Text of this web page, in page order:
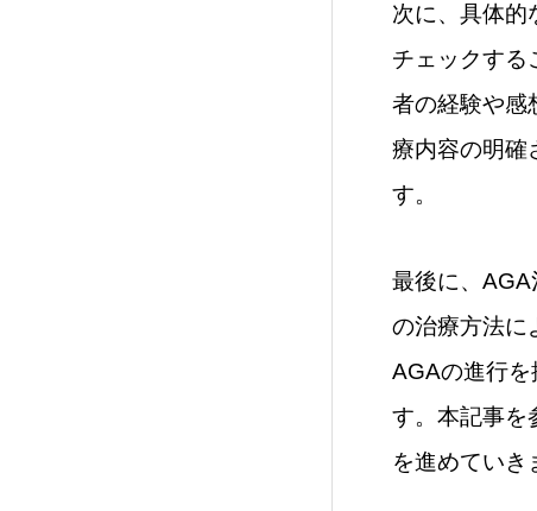
次に、具体的
チェックする
者の経験や感
療内容の明確
す。
最後に、
の治療方法に
AGAの進行
す。本記事を
を進めていき